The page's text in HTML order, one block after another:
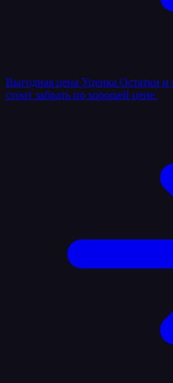
Выгодная цена Уценка Остатки и
стоит забрать по хорошей цене.